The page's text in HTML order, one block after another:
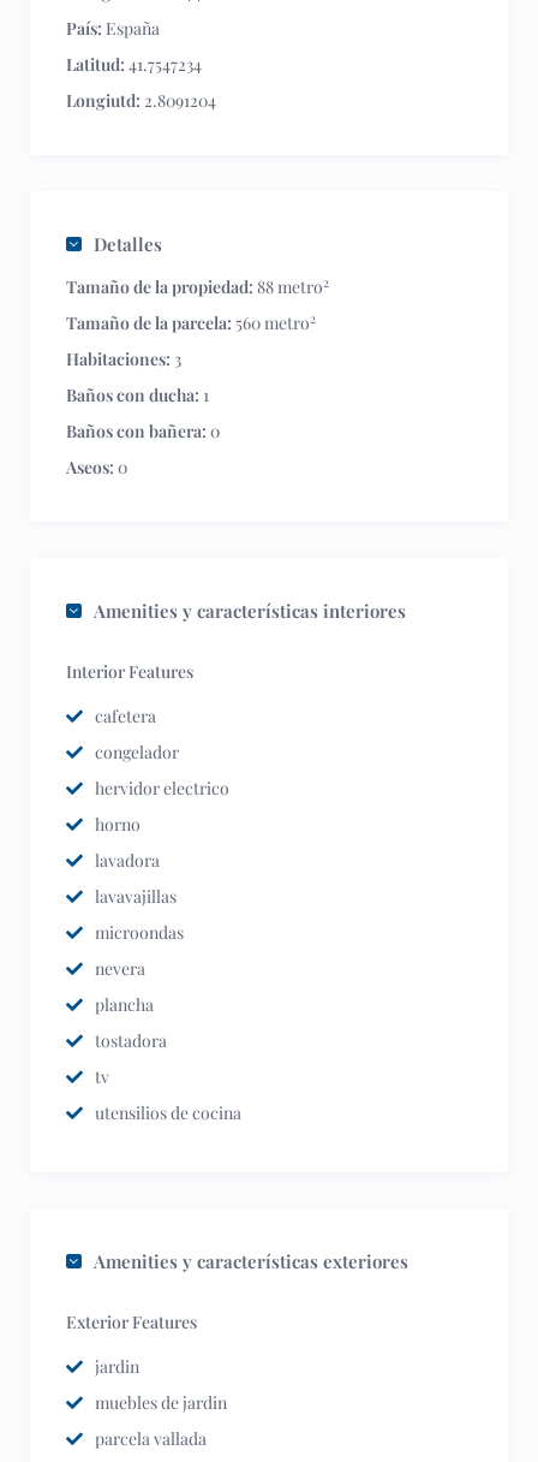
País: España
Latitud: 41.7547234
Longiutd: 2.8091204
Detalles
Tamaño de la propiedad: 88 metro2
Tamaño de la parcela: 560 metro2
Habitaciones: 3
Baños con ducha: 1
Baños con bañera: 0
Aseos: 0
Amenities y características interiores
Interior Features
cafetera
congelador
hervidor electrico
horno
lavadora
lavavajillas
microondas
nevera
plancha
tostadora
tv
utensilios de cocina
Amenities y características exteriores
Exterior Features
jardin
muebles de jardin
parcela vallada